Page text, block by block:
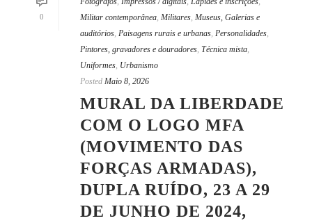
0
Militar contemporânea, Militares, Museus, Galerias e
auditórios, Paisagens rurais e urbanas, Personalidades,
Pintores, gravadores e douradores, Técnica mista,
Uniformes, Urbanismo
Posted Maio 8, 2026
MURAL DA LIBERDADE
COM O LOGO MFA
(MOVIMENTO DAS
FORÇAS ARMADAS),
DUPLA RUÍDO, 23 A 29
DE JUNHO DE 2024,